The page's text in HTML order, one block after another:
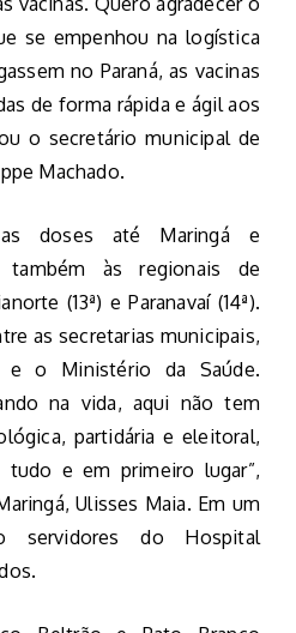
se empenhou na logística
no Paraná, as vacinas
de forma rápida e ágil aos
o secretário municipal de
Machado.
doses até Maringá e
também às regionais de
(13ª) e Paranavaí (14ª).
as secretarias municipais,
e o Ministério da Saúde.
na vida, aqui não tem
partidária e eleitoral,
e em primeiro lugar”,
Ulisses Maia. Em um
servidores do Hospital